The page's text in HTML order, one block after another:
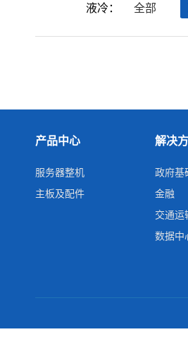
液冷： 全部
产品中心
服务器整机
主板及配件
解决
政府基
金融
交通运
数据中